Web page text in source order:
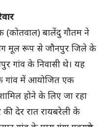
(कोतवाल) बालेंदु गौतम ने
मूल रूप से जौनपुर जिले के
गांव के निवासी थे। यह
गांव में आयोजित एक
होने के लिए जा रहा
देर रात रायबरेली के